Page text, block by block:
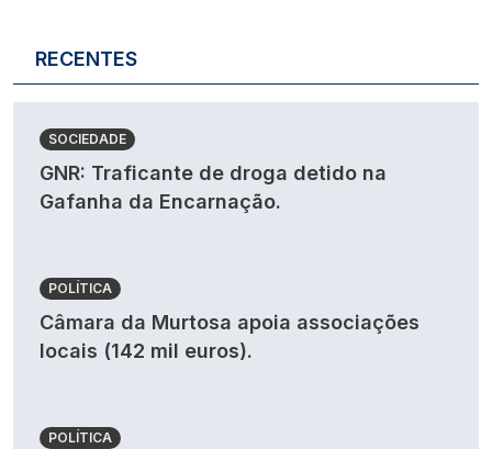
RECENTES
SOCIEDADE
GNR: Traficante de droga detido na
Gafanha da Encarnação.
POLÍTICA
Câmara da Murtosa apoia associações
locais (142 mil euros).
POLÍTICA